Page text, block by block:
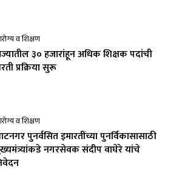
व शिक्षण
३० हजारांहून अधिक शिक्षक पदांची
प्रक्रिया सुरू
व शिक्षण
पुनर्वसित इमारतींच्या पुनर्विकासासाठी
नगरसेवक संदीप वाघेरे यांचे